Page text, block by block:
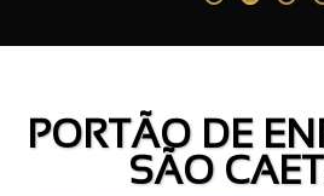
PORTÃO DE
SÃO